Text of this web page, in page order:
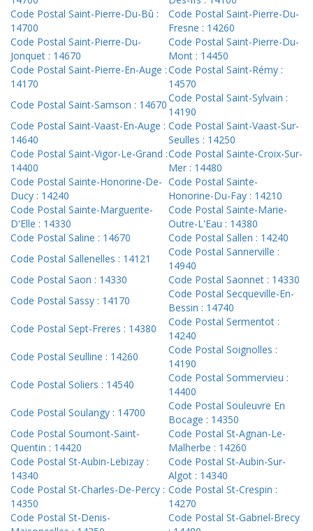
Code Postal Saint-Pierre-Du-Bû :
14700
Code Postal Saint-Pierre-Du-
Fresne : 14260
Code Postal Saint-Pierre-Du-
Jonquet : 14670
Code Postal Saint-Pierre-Du-
Mont : 14450
Code Postal Saint-Pierre-En-Auge :
14170
Code Postal Saint-Rémy :
14570
Code Postal Saint-Samson : 14670
Code Postal Saint-Sylvain :
14190
Code Postal Saint-Vaast-En-Auge :
14640
Code Postal Saint-Vaast-Sur-
Seulles : 14250
Code Postal Saint-Vigor-Le-Grand :
14400
Code Postal Sainte-Croix-Sur-
Mer : 14480
Code Postal Sainte-Honorine-De-
Ducy : 14240
Code Postal Sainte-
Honorine-Du-Fay : 14210
Code Postal Sainte-Marguerite-
D'Elle : 14330
Code Postal Sainte-Marie-
Outre-L'Eau : 14380
Code Postal Saline : 14670
Code Postal Sallen : 14240
Code Postal Sallenelles : 14121
Code Postal Sannerville :
14940
Code Postal Saon : 14330
Code Postal Saonnet : 14330
Code Postal Sassy : 14170
Code Postal Secqueville-En-
Bessin : 14740
Code Postal Sept-Freres : 14380
Code Postal Sermentot :
14240
Code Postal Seulline : 14260
Code Postal Soignolles :
14190
Code Postal Soliers : 14540
Code Postal Sommervieu :
14400
Code Postal Soulangy : 14700
Code Postal Souleuvre En
Bocage : 14350
Code Postal Soumont-Saint-
Quentin : 14420
Code Postal St-Agnan-Le-
Malherbe : 14260
Code Postal St-Aubin-Lebizay :
14340
Code Postal St-Aubin-Sur-
Algot : 14340
Code Postal St-Charles-De-Percy :
14350
Code Postal St-Crespin :
14270
Code Postal St-Denis-
Code Postal St-Gabriel-Brecy